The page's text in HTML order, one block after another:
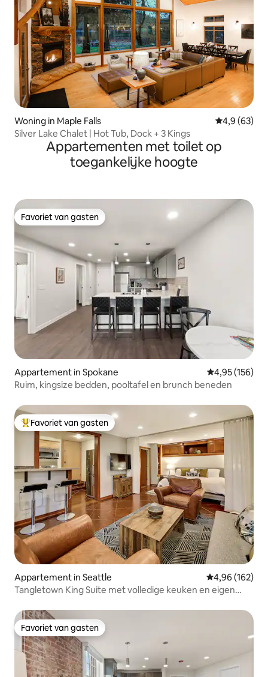
Woning in Maple Falls Gemiddelde
4,9 (63)
Silver Lake Chalet | Hot Tub, Dock + 3 Kings
Appartementen met toilet op
toegankelijke hoogte
Favoriet van gasten
Favoriet van gasten
Appartement in Spokane Gemiddelde
4,95 (156)
Ruim, kingsize bedden, pooltafel en brunch beneden
Topfavoriet van gasten
Favoriet van gasten
Appartement in Seattle Gemiddelde
4,96 (162)
Tangletown King Suite met volledige keuken en eigen
Favoriet van gasten
Favoriet van gasten